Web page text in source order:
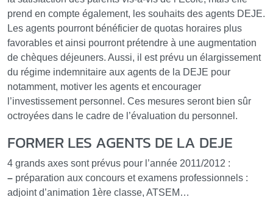
prend en compte également, les souhaits des agents DEJE.
Les agents pourront bénéficier de quotas horaires plus
favorables et ainsi pourront prétendre à une augmentation
de chèques déjeuners. Aussi, il est prévu un élargissement
du régime indemnitaire aux agents de la DEJE pour
notamment, motiver les agents et encourager
l’investissement personnel. Ces mesures seront bien sûr
octroyées dans le cadre de l’évaluation du personnel.
FORMER LES AGENTS DE LA DEJE
4 grands axes sont prévus pour l’année 2011/2012 :
– préparation aux concours et examens professionnels :
adjoint d’animation 1ère classe, ATSEM…